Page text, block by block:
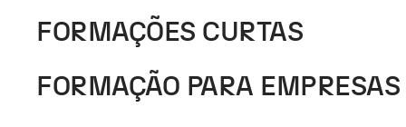
FORMAÇÕES CURTAS
FORMAÇÃO PARA EMPRESAS